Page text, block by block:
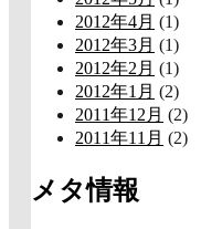
2012年4月 (1)
2012年3月 (1)
2012年2月 (1)
2012年1月 (2)
2011年12月 (2)
2011年11月 (2)
メタ情報